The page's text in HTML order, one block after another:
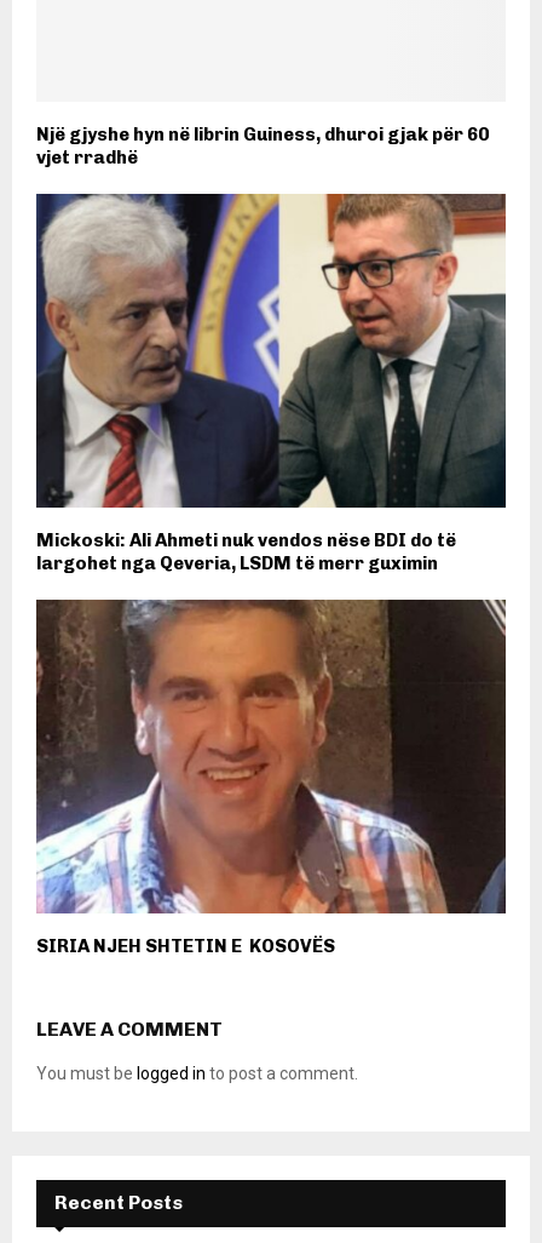
Një gjyshe hyn në librin Guiness, dhuroi gjak për 60
vjet rradhë
Mickoski: Ali Ahmeti nuk vendos nëse BDI do të
largohet nga Qeveria, LSDM të merr guximin
SIRIA NJEH SHTETIN E KOSOVËS
LEAVE A COMMENT
You must be logged in to post a comment.
Recent Posts